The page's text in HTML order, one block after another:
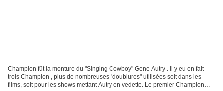
Champion fût la monture du "Singing Cowboy" Gene Autry . Il y eu en fait
trois Champion , plus de nombreuses "doublures" utilisées soit dans les
films, soit pour les shows mettant Autry en vedette. Le premier Champion